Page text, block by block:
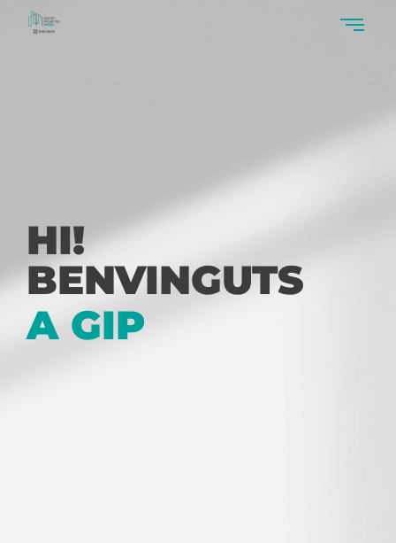
HI!
BENVINGUTS
A GIP